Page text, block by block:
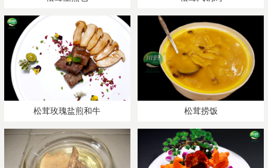
松茸玫瑰盐煎和牛 松茸捞饭